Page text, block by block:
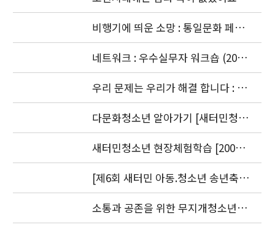
경복궁 돌아보기 (2006. 10. 4)
비행기에 띄운 소망 : 통일문화 페스
티벌 [남북청소년대화] (2006. 9.18-
9.20)
네트워크 : 우수실무자 워크숍 (2006.
9. 18 ~ 9. 22)
우리 문제는 우리가 해결 합니다 : 청
소년기획단의 활동 (2006. 8.24-
9.20)
다문화청소년 알아가기 [새터민청소
년] 편 발간(2006. 7.25)
새터민청소년 현장체험학습 [2006.
8. 30-31]
[제6회 새터민 아동.청소년 송년축
제] 2006 더 크고 싶은 아이들
소통과 공존을 위한 무지개청소년센
터 세미나 2006 언론보도자료